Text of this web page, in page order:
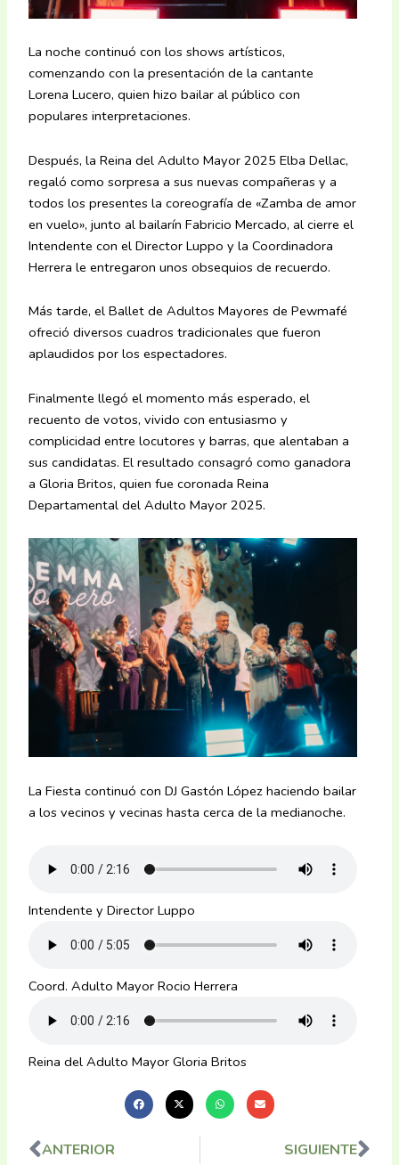
La noche continuó con los shows artísticos,
comenzando con la presentación de la cantante
Lorena Lucero, quien hizo bailar al público con
populares interpretaciones.
Después, la Reina del Adulto Mayor 2025 Elba Dellac,
regaló como sorpresa a sus nuevas compañeras y a
todos los presentes la coreografía de «Zamba de amor
en vuelo», junto al bailarín Fabricio Mercado, al cierre el
Intendente con el Director Luppo y la Coordinadora
Herrera le entregaron unos obsequios de recuerdo.
Más tarde, el Ballet de Adultos Mayores de Pewmafé
ofreció diversos cuadros tradicionales que fueron
aplaudidos por los espectadores.
Finalmente llegó el momento más esperado, el
recuento de votos, vivido con entusiasmo y
complicidad entre locutores y barras, que alentaban a
sus candidatas. El resultado consagró como ganadora
a Gloria Britos, quien fue coronada Reina
Departamental del Adulto Mayor 2025.
La Fiesta continuó con DJ Gastón López haciendo bailar
a los vecinos y vecinas hasta cerca de la medianoche.
Intendente y Director Luppo
Coord. Adulto Mayor Rocio Herrera
Reina del Adulto Mayor Gloria Britos
Ant
ANTERIOR SIGUIENTE